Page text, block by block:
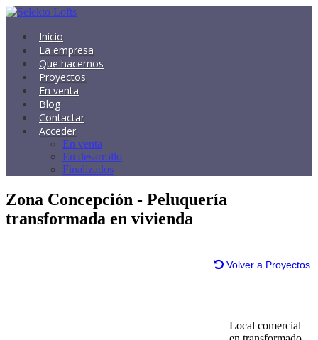
Inicio
La empresa
Que hacemos
Proyectos
En venta
Blog
Contactar
Acceder
En venta
En desarrollo
Finalizados
Zona Concepción - Peluquería
transformada en vivienda
Volver a Proyectos
Local comercial